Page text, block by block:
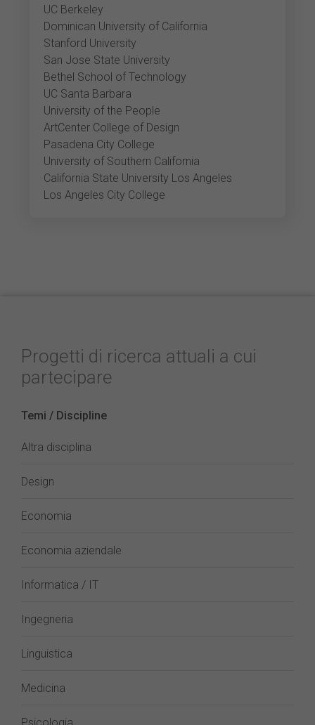
UC Berkeley
Dominican University of California
Stanford University
San Jose State University
Bethel School of Technology
UC Santa Barbara
University of the People
ArtCenter College of Design
Pasadena City College
University of Southern California
California State University Los Angeles
Los Angeles City College
Progetti di ricerca attuali a cui
partecipare
Temi / Discipline
Altra disciplina
Design
Economia
Economia aziendale
Informatica / IT
Ingegneria
Linguistica
Medicina